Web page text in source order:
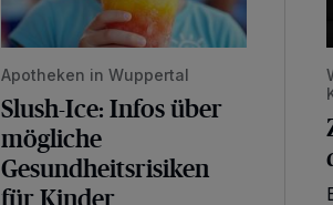
Apotheken in Wuppertal
Slush-Ice: Infos über
mögliche
Gesundheitsrisiken
für Kinder